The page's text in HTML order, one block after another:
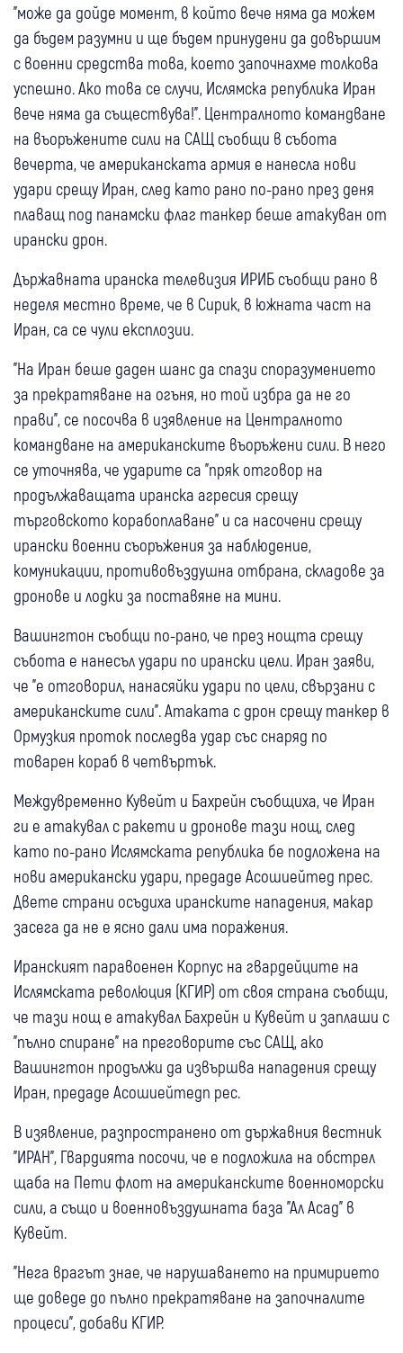
"може да дойде момент, в който вече няма да можем
да бъдем разумни и ще бъдем принудени да довършим
с военни средства това, което започнахме толкова
успешно. Ако това се случи, Ислямска република Иран
вече няма да съществува!". Централното командване
на въоръжените сили на САЩ съобщи в събота
вечерта, че американската армия е нанесла нови
удари срещу Иран, след като рано по-рано през деня
плаващ под панамски флаг танкер беше атакуван от
ирански дрон.
Държавната иранска телевизия ИРИБ съобщи рано в
неделя местно време, че в Сирик, в южната част на
Иран, са се чули експлозии.
"На Иран беше даден шанс да спази споразумението
за прекратяване на огъня, но той избра да не го
прави", се посочва в изявление на Централното
командване на американските въоръжени сили. В него
се уточнява, че ударите са "пряк отговор на
продължаващата иранска агресия срещу
търговското корабоплаване" и са насочени срещу
ирански военни съоръжения за наблюдение,
комуникации, противовъздушна отбрана, складове за
дронове и лодки за поставяне на мини.
Вашингтон съобщи по-рано, че през нощта срещу
събота е нанесъл удари по ирански цели. Иран заяви,
че "е отговорил, нанасяйки удари по цели, свързани с
американските сили". Атаката с дрон срещу танкер в
Ормузкия проток последва удар със снаряд по
товарен кораб в четвъртък.
Междувременно Кувейт и Бахрейн съобщиха, че Иран
ги е атакувал с ракети и дронове тази нощ, след
като по-рано Ислямската република бе подложена на
нови американски удари, предаде Асошиейтед прес.
Двете страни осъдиха иранските нападения, макар
засега да не е ясно дали има поражения.
Иранският паравоенен Корпус на гвардейците на
Ислямската революция (КГИР) от своя страна съобщи,
че тази нощ е атакувал Бахрейн и Кувейт и заплаши с
"пълно спиране" на преговорите със САЩ, ако
Вашингтон продължи да извършва нападения срещу
Иран, предаде Асошиейтедп рес.
В изявление, разпространено от държавния вестник
"ИРАН", Гвардията посочи, че е подложила на обстрел
щаба на Пети флот на американските военноморски
сили, а също и военновъздушната база "Ал Асад" в
Кувейт.
"Нега врагът знае, че нарушаването на примирието
ще доведе до пълно прекратяване на започналите
процеси", добави КГИР.